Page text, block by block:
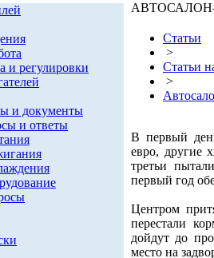
и регулировки
и документы
и ответы
АВТОСАЛОН-
Статьи
>
Статьи
>
В первый
евро, другие
третьи
первый год
Центром
перестали
дойдут до
место на